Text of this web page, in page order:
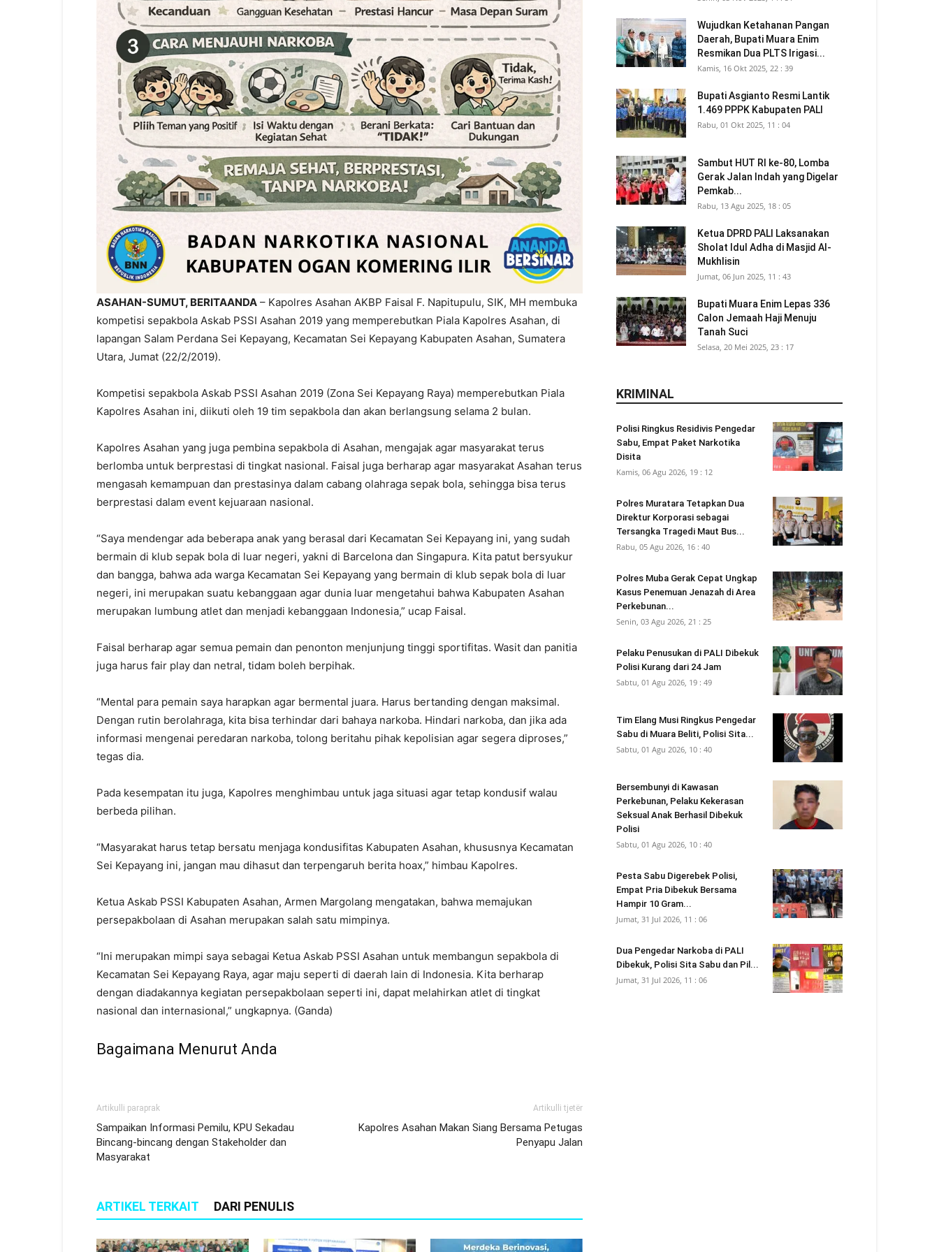
ASAHAN-SUMUT, BERITAANDA – Kapolres Asahan AKBP Faisal F. Napitupulu, SIK, MH membuka
kompetisi sepakbola Askab PSSI Asahan 2019 yang memperebutkan Piala Kapolres Asahan, di
lapangan Salam Perdana Sei Kepayang, Kecamatan Sei Kepayang Kabupaten Asahan, Sumatera
Utara, Jumat (22/2/2019).
Kompetisi sepakbola Askab PSSI Asahan 2019 (Zona Sei Kepayang Raya) memperebutkan Piala
Kapolres Asahan ini, diikuti oleh 19 tim sepakbola dan akan berlangsung selama 2 bulan.
Kapolres Asahan yang juga pembina sepakbola di Asahan, mengajak agar masyarakat terus
berlomba untuk berprestasi di tingkat nasional. Faisal juga berharap agar masyarakat Asahan terus
mengasah kemampuan dan prestasinya dalam cabang olahraga sepak bola, sehingga bisa terus
berprestasi dalam event kejuaraan nasional.
“Saya mendengar ada beberapa anak yang berasal dari Kecamatan Sei Kepayang ini, yang sudah
bermain di klub sepak bola di luar negeri, yakni di Barcelona dan Singapura. Kita patut bersyukur
dan bangga, bahwa ada warga Kecamatan Sei Kepayang yang bermain di klub sepak bola di luar
negeri, ini merupakan suatu kebanggaan agar dunia luar mengetahui bahwa Kabupaten Asahan
merupakan lumbung atlet dan menjadi kebanggaan Indonesia,” ucap Faisal.
Faisal berharap agar semua pemain dan penonton menjunjung tinggi sportifitas. Wasit dan panitia
juga harus fair play dan netral, tidam boleh berpihak.
“Mental para pemain saya harapkan agar bermental juara. Harus bertanding dengan maksimal.
Dengan rutin berolahraga, kita bisa terhindar dari bahaya narkoba. Hindari narkoba, dan jika ada
informasi mengenai peredaran narkoba, tolong beritahu pihak kepolisian agar segera diproses,”
tegas dia.
Pada kesempatan itu juga, Kapolres menghimbau untuk jaga situasi agar tetap kondusif walau
berbeda pilihan.
“Masyarakat harus tetap bersatu menjaga kondusifitas Kabupaten Asahan, khususnya Kecamatan
Sei Kepayang ini, jangan mau dihasut dan terpengaruh berita hoax,” himbau Kapolres.
Ketua Askab PSSI Kabupaten Asahan, Armen Margolang mengatakan, bahwa memajukan
persepakbolaan di Asahan merupakan salah satu mimpinya.
“Ini merupakan mimpi saya sebagai Ketua Askab PSSI Asahan untuk membangun sepakbola di
Kecamatan Sei Kepayang Raya, agar maju seperti di daerah lain di Indonesia. Kita berharap
dengan diadakannya kegiatan persepakbolaan seperti ini, dapat melahirkan atlet di tingkat
nasional dan internasional,” ungkapnya. (Ganda)
Bagaimana Menurut Anda
Artikulli paraprak
Sampaikan Informasi Pemilu, KPU Sekadau
Bincang-bincang dengan Stakeholder dan
Masyarakat
Artikulli tjetër
Kapolres Asahan Makan Siang Bersama Petugas
Penyapu Jalan
ARTIKEL TERKAIT DARI PENULIS
Wujudkan Ketahanan Pangan
Daerah, Bupati Muara Enim
Resmikan Dua PLTS Irigasi...
Kamis, 16 Okt 2025, 22 : 39
Bupati Asgianto Resmi Lantik
1.469 PPPK Kabupaten PALI
Rabu, 01 Okt 2025, 11 : 04
Sambut HUT RI ke-80, Lomba
Gerak Jalan Indah yang Digelar
Pemkab...
Rabu, 13 Agu 2025, 18 : 05
Ketua DPRD PALI Laksanakan
Sholat Idul Adha di Masjid Al-
Mukhlisin
Jumat, 06 Jun 2025, 11 : 43
Bupati Muara Enim Lepas 336
Calon Jemaah Haji Menuju
Tanah Suci
Selasa, 20 Mei 2025, 23 : 17
KRIMINAL
Polisi Ringkus Residivis Pengedar
Sabu, Empat Paket Narkotika
Disita
Kamis, 06 Agu 2026, 19 : 12
Polres Muratara Tetapkan Dua
Direktur Korporasi sebagai
Tersangka Tragedi Maut Bus...
Rabu, 05 Agu 2026, 16 : 40
Polres Muba Gerak Cepat Ungkap
Kasus Penemuan Jenazah di Area
Perkebunan...
Senin, 03 Agu 2026, 21 : 25
Pelaku Penusukan di PALI Dibekuk
Polisi Kurang dari 24 Jam
Sabtu, 01 Agu 2026, 19 : 49
Tim Elang Musi Ringkus Pengedar
Sabu di Muara Beliti, Polisi Sita...
Sabtu, 01 Agu 2026, 10 : 40
Bersembunyi di Kawasan
Perkebunan, Pelaku Kekerasan
Seksual Anak Berhasil Dibekuk
Polisi
Sabtu, 01 Agu 2026, 10 : 40
Pesta Sabu Digerebek Polisi,
Empat Pria Dibekuk Bersama
Hampir 10 Gram...
Jumat, 31 Jul 2026, 11 : 06
Dua Pengedar Narkoba di PALI
Dibekuk, Polisi Sita Sabu dan Pil...
Jumat, 31 Jul 2026, 11 : 06